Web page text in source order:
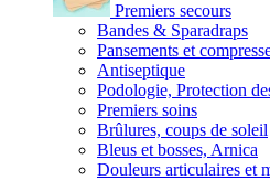
Premiers secours
Bandes & Sparadraps
Pansements et
Antiseptique
Podologie, Protection
Premiers soins
Brûlures, coups de soleil
Bleus et bosses, Arnica
Douleurs articulaires et